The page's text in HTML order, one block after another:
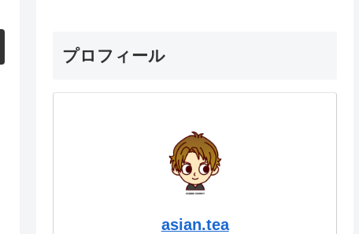
プロフィール
asian.tea